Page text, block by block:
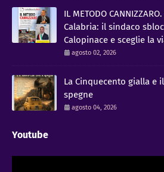
IL METODO
Calabria: il sindaco
Calopinace e sceglie la
agosto 02, 2026
La Cinquecento gialla e
spegne
agosto 04, 2026
Youtube